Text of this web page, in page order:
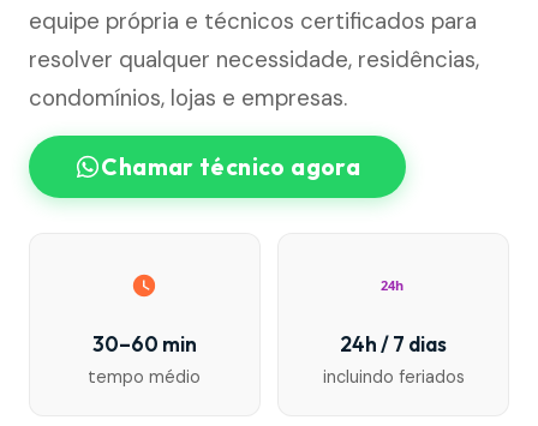
equipe própria e técnicos certificados para
resolver qualquer necessidade, residências,
condomínios, lojas e empresas.
Chamar técnico agora
30–60 min
tempo médio
24h
24h / 7 dias
incluindo feriados